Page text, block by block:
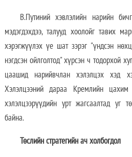
В.Путиний хэвлэлийн нарийн
мэдэгдэхдээ, талууд хоолойг тавих
хэрэгжүүлэх үе шат зэрэг "үндсэн
нэгдсэн ойлголтод" хүрсэн ч тодорхой
цаашид нарийвчлан хэлэлцэх хэд
Хэлэлцээний дараа Кремлийн цахим
хэлэлцээрүүдийн урт жагсаалтад уг
байна.
Төслийн стратегийн ач холбогдол